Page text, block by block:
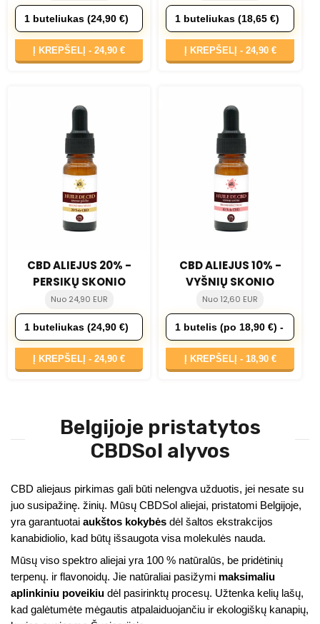
Į KREPŠELĮ -24,90 € Į KREPŠELĮ - 24,90 €
CBD ALIEJUS 20% -
PERSIKŲ SKONIO
Nuo 24,90 EUR
Į KREPŠELĮ -24,90 €
CBD ALIEJUS 10% -
VYŠNIŲ SKONIO
Nuo 12,60 EUR
Į KREPŠELĮ - 18,90 €
Belgijoje pristatytos
CBDSol alyvos
CBD aliejaus pirkimas gali būti nelengva užduotis, jei nesate su
juo susipažinę. žinių. Mūsų CBDSol aliejai, pristatomi Belgijoje,
yra garantuotai aukštos kokybės dėl šaltos ekstrakcijos
kanabidiolio, kad būtų išsaugota visa molekulės nauda.
Mūsų viso spektro aliejai yra 100 % natūralūs, be pridėtinių
terpenų. ir flavonoidų. Jie natūraliai pasižymi maksimaliu
aplinkiniu poveikiu dėl pasirinktų procesų. Užtenka kelių lašų,
kad galėtumėte mėgautis atpalaiduojančiu ir ekologiškų kanapių,